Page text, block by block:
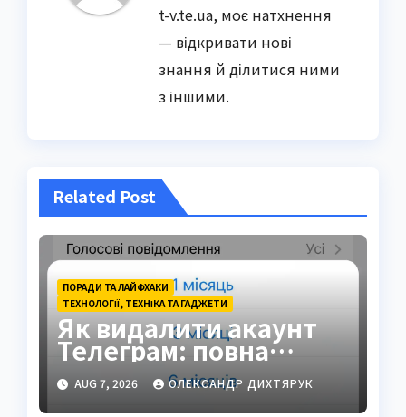
t-v.te.ua, моє натхнення
— відкривати нові
знання й ділитися ними
з іншими.
Related Post
ПОРАДИ ТА ЛАЙФХАКИ
ТЕХНОЛОГІЇ, ТЕХНІКА ТА ГАДЖЕТИ
Як видалити акаунт
Телеграм: повна
інструкція на 2026 рік
AUG 7, 2026 ОЛЕКСАНДР ДИХТЯРУК